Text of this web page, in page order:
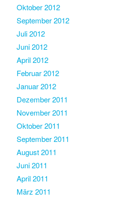
Oktober 2012
September 2012
Juli 2012
Juni 2012
April 2012
Februar 2012
Januar 2012
Dezember 2011
November 2011
Oktober 2011
September 2011
August 2011
Juni 2011
April 2011
März 2011